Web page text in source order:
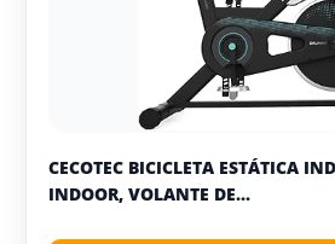
CECOTEC BICICLETA ESTÁTICA
INDOOR, VOLANTE DE...